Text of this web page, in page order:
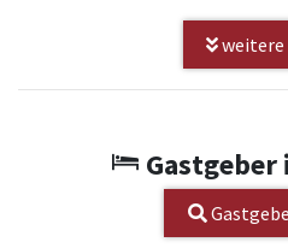
weitere
Gastgeber